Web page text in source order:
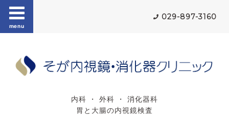
menu
029-897-3160
内科 ・ 外科 ・ 消化器科
胃と大腸の内視鏡検査